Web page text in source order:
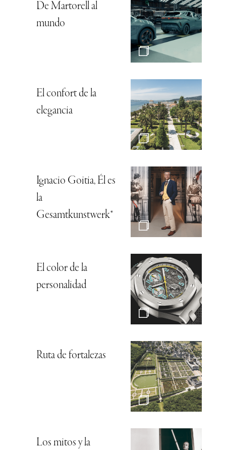
De Martorell al
mundo
El confort de la
elegancia
Ignacio Goitia, Él es
la
Gesamtkunstwerk*
El color de la
personalidad
Ruta de fortalezas
Los mitos y la